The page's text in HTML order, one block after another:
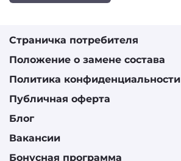
Страничка потребителя
Положение о замене состава
Политика конфиденциальности
Публичная оферта
Блог
Вакансии
Бонусная программа